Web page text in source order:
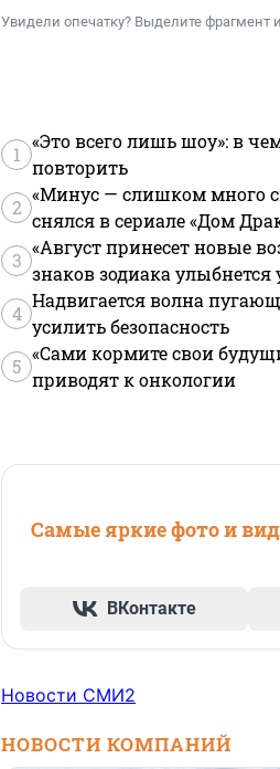
Увидели опечатку? Выделите фрагмент
1
«Это всего лишь шоу»: в
повторить
2
«Минус — слишком много
снялся в сериале «Дом
3
«Август принесет новые
знаков зодиака улыбнется
4
Надвигается волна
усилить безопасность
5
«Сами кормите свои
приводят к онкологии
Самые яркие фото и
ВКонтакте
Новости СМИ2
НОВОСТИ КОМПАНИЙ